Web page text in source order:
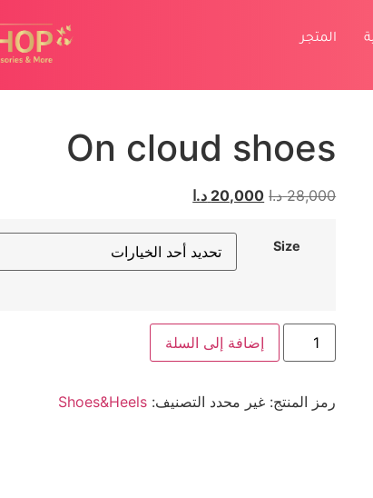
المتجر
On cloud shoes
28,000 د.ا 20,000 د.ا
Size
إضافة إلى السلة
رمز المنتج: غير محدد التصنيف: Shoes&Heels